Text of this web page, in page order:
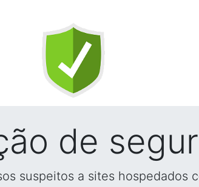
de
suspeitos a sites hospedados